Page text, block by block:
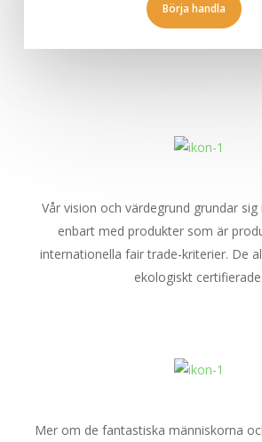
Börja handla
Vår vision och värdegrund grundar
enbart med produkter som är
internationella fair trade-kriterier. De
ekologiskt certifierade.
Mer om de fantastiska människorna